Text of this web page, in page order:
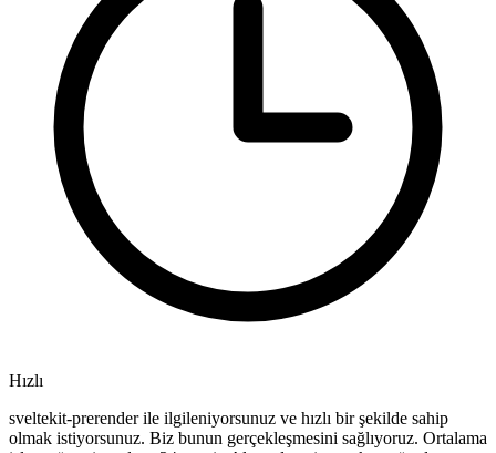
Hızlı
sveltekit-prerender ile ilgileniyorsunuz ve hızlı bir şekilde sahip
olmak istiyorsunuz. Biz bunun gerçekleşmesini sağlıyoruz. Ortalama